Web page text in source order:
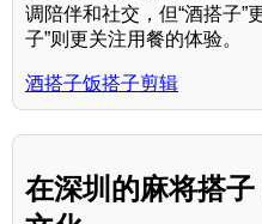
调陪伴和社交，但“酒搭子”
子”则更关注用餐的体验。
酒搭子饭搭子剪辑
在深圳的麻将搭